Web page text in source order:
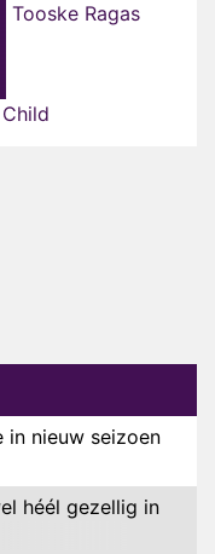
Tooske Ragas
in nieuw seizoen
héél gezellig in